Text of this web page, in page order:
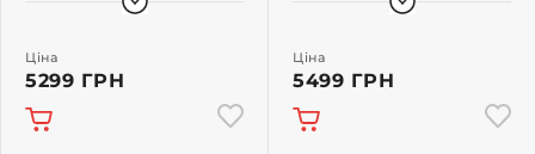
Ціна
5299 ГРН
Ціна
5499 ГРН